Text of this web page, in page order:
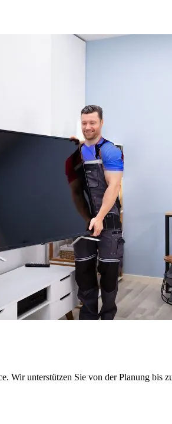
Wir unterstützen Sie von der Planung